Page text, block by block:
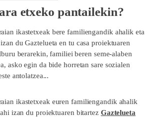
etxeko pantailekin?
ikastetxeak bere familiengandik ahalik eta
du Gaztelueta en tu casa proiektuaren
berarekin, familiei beren seme-alaben
asko egin da bide horretan sare sozialen
antolatzea...
ikastetxeak euren familiengandik ahalik
izan du proiektuaren bitartez Gaztelueta